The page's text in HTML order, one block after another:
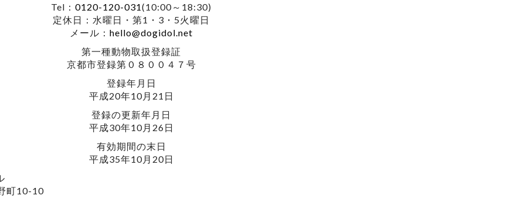
Tel： 0120-120-031(10:00～18:30)
定休日：水曜日・第1・3・5火曜日
メール： hello@dogidol.net
第一種動物取扱登録証
京都市登録第０８００４７号
登録年月日
平成20年10月21日
登録の更新年月日
平成30年10月26日
有効期間の末日
平成35年10月20日
町10-10